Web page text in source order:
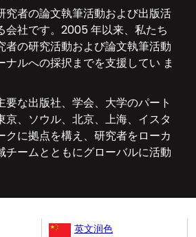
究者の論文執筆活動および出版活
会社です。2005 年以来、私たち
者の研究活動および論文執筆活動
ナルへの採択までを支援してい ま
要な出版社、学会、大学のパート
京、ソウル、北京、上海、イスタ
クに拠点を構え、研究者をローカ
チームとともにグローバルに活動
英文润色